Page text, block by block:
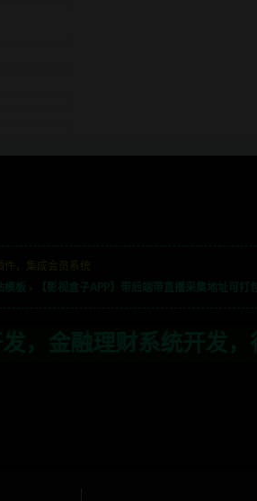
件，集成会员系统
模板
【影视盒子APP】带后端带直播采集地址可打
发，行业不限，全栈